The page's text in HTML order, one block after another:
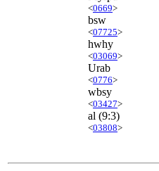
<0669>
bsw
<07725>
hwhy
<03069>
Urab
<0776>
wbsy
<03427>
al (9:3)
<03808>